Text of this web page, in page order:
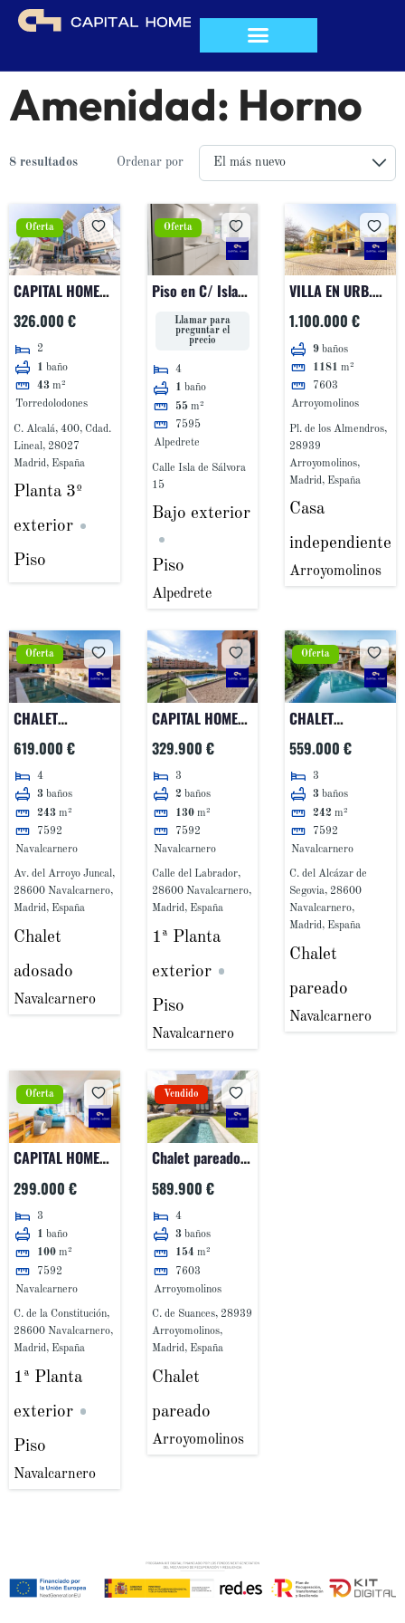
Amenidad: Horno
8 resultados Ordenar por
Oferta
CAPITAL HOME
VENDE EN
EXCLUSIVA
ESTUPENDO PISO
EN LA CALLE
ALCALÁ
326.000 €
2
1 baño
43 m²
Torredolodones
C. Alcalá, 400, Cdad.
Lineal, 28027
Madrid, España
Planta 3º
exterior
Piso
Oferta
Piso en C/ Isla
de Salvora.
Llamar para
preguntar el
precio
4
1 baño
55 m²
7595
Alpedrete
Calle Isla de Sálvora
15
Bajo exterior
Piso
Alpedrete
VILLA EN URB.
COTORREDONDO!
1.100.000 €
9 baños
1181 m²
7603
Arroyomolinos
Pl. de los Almendros,
28939
Arroyomolinos,
Madrid, España
Casa
independiente
Arroyomolinos
Oferta
CHALET
ADOSADO EN
AVENIDA DEL
ARROYO JUNCAL
619.000 €
4
3 baños
243 m²
7592
Navalcarnero
Av. del Arroyo Juncal,
28600 Navalcarnero,
Madrid, España
Chalet
adosado
Navalcarnero
CAPITAL HOME
NAVALCARNERO
VENDE EN
EXCLUSIVA
MARAVILLOSA
VIVIENDA EN EL
PINAR
329.900 €
3
2 baños
130 m²
7592
Navalcarnero
Calle del Labrador,
28600 Navalcarnero,
Madrid, España
1ª Planta
exterior
Piso
Navalcarnero
Oferta
CHALET
PAREADO EN
NAVALCARNERO
559.000 €
3
3 baños
242 m²
7592
Navalcarnero
C. del Alcázar de
Segovia, 28600
Navalcarnero,
Madrid, España
Chalet
pareado
Navalcarnero
Oferta
CAPITAL HOME
NAVALCARNERO
TE PRESENTA EN
EXCLUSIVA ESTA
MAGNIFICA
VIVIENDA
TOTALMENTE
REFORMADA.
299.000 €
3
1 baño
100 m²
7592
Navalcarnero
C. de la Constitución,
28600 Navalcarnero,
Madrid, España
1ª Planta
exterior
Piso
Navalcarnero
Vendido
Chalet pareado
en venta en Calle
de Suances
589.900 €
4
3 baños
154 m²
7603
Arroyomolinos
C. de Suances, 28939
Arroyomolinos,
Madrid, España
Chalet
pareado
Arroyomolinos